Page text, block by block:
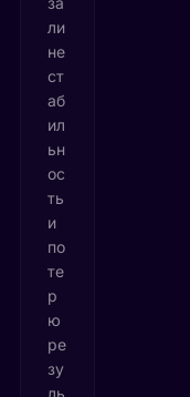
ли
не
ст
аб
ил
ьн
ос
ть
и
по
те
р
ю
ре
зу
ль